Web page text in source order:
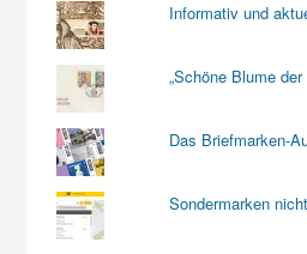
Informativ und
„Schöne Blume der
Das Briefmarken-
Sondermarken